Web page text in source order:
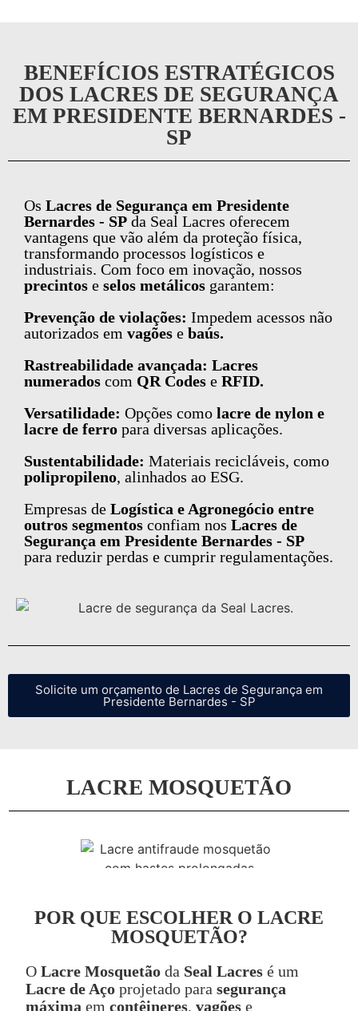
BENEFÍCIOS ESTRATÉGICOS
DOS LACRES DE SEGURANÇA
EM PRESIDENTE BERNARDES -
SP
Os Lacres de Segurança em Presidente
Bernardes - SP da Seal Lacres oferecem
vantagens que vão além da proteção física,
transformando processos logísticos e
industriais. Com foco em inovação, nossos
precintos e selos metálicos garantem:
Prevenção de violações: Impedem acessos não
autorizados em vagões e baús.
Rastreabilidade avançada: Lacres
numerados com QR Codes e RFID.
Versatilidade: Opções como lacre de nylon e
lacre de ferro para diversas aplicações.
Sustentabilidade: Materiais recicláveis, como
polipropileno, alinhados ao ESG.
Empresas de Logística e Agronegócio entre
outros segmentos confiam nos Lacres de
Segurança em Presidente Bernardes - SP
para reduzir perdas e cumprir regulamentações.
Solicite um orçamento de Lacres de Segurança em
Presidente Bernardes - SP
LACRE MOSQUETÃO
POR QUE ESCOLHER O LACRE
MOSQUETÃO?
O Lacre Mosquetão da Seal Lacres é um
Lacre de Aço projetado para segurança
máxima em contêineres, vagões e